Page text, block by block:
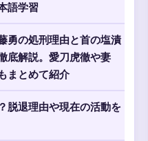
語学習
勇の処刑理由と首の塩漬
底解説。愛刀虎徹や妻
まとめて紹介
脱退理由や現在の活動を